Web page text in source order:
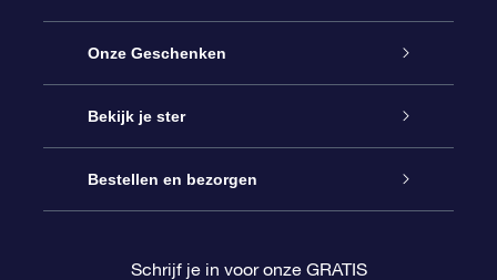
Service
Contact
Blog
Onze Geschenken
Online Star Gift
OSR Cadeaupakket
Bekijk je ster
Sterrenregister
Bestellen en bezorgen
Schrijf je in voor onze GRATIS